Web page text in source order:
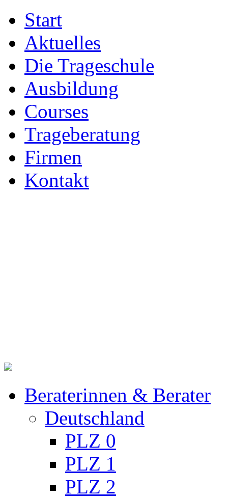
Start
Aktuelles
Die Trageschule
Ausbildung
Courses
Trageberatung
Firmen
Kontakt
Beraterinnen & Berater
Deutschland
PLZ 0
PLZ 1
PLZ 2